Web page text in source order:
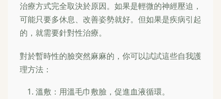
治療方式完全取決於原因。如果是輕微的神經壓迫，
可能只要多休息、改善姿勢就好。但如果是疾病引起
的，就需要針對性治療。
對於暫時性的臉突然麻麻的，你可以試試這些自我護
理方法：
溫敷：用溫毛巾敷臉，促進血液循環。